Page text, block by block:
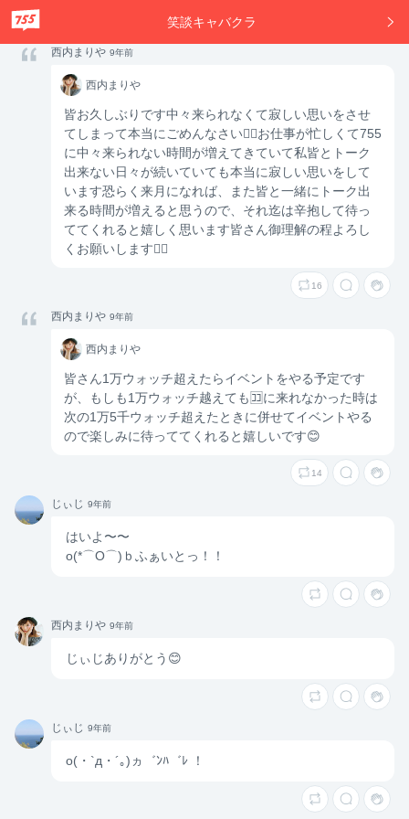
笑談キャバクラ
西内まりや 9年前
西内
まり
や
西内まりや
皆お久しぶりです中々来られなくて寂しい思いをさせ
てしまって本当にごめんなさい🙇‍♀️お仕事が忙しくて755
に中々来られない時間が増えてきていて私皆とトーク
出来ない日々が続いていても本当に寂しい思いをして
います恐らく来月になれば、また皆と一緒にトーク出
来る時間が増えると思うので、それ迄は辛抱して待っ
ててくれると嬉しく思います皆さん御理解の程よろし
くお願いします🙇‍♀️
16
西内まりや 9年前
西内
まり
や
西内まりや
皆さん1万ウォッチ超えたらイベントをやる予定です
が、もしも1万ウォッチ越えても🈁に来れなかった時は
次の1万5千ウォッチ超えたときに併せてイベントやる
ので楽しみに待っててくれると嬉しいです😊
14
じぃじ じぃじ 9年前
はいよ〜〜
o(*⌒O⌒)ｂふぁいとっ！！
西内ま
りや
西内まりや 9年前
じぃじありがとう😊
じぃじ じぃじ 9年前
o(・`д・´｡)ヵ゛ﾝﾊ゛ﾚ ！